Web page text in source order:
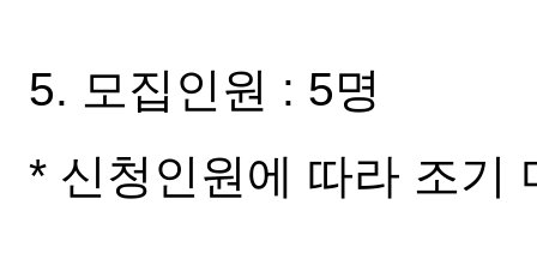
5. 모집인원 : 5명
* 신청인원에 따라 조